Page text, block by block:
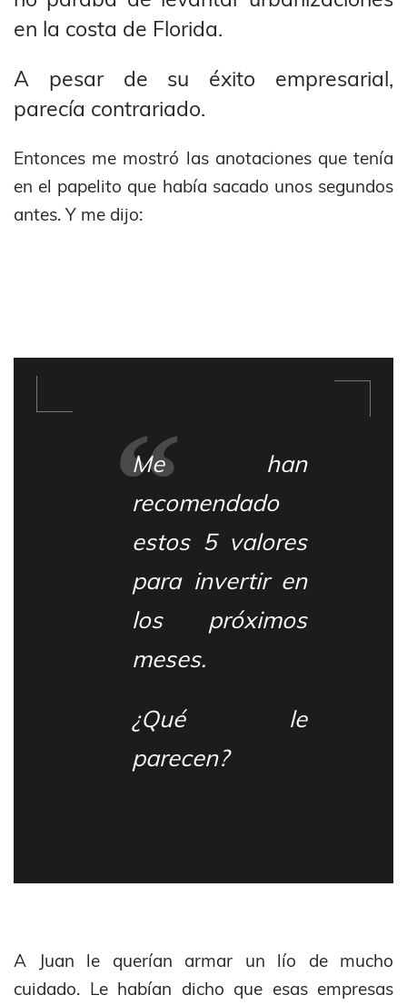
en la costa de Florida.
A pesar de su éxito empresarial,
parecía contrariado.
Entonces me mostró las anotaciones que tenía
en el papelito que había sacado unos segundos
antes. Y me dijo:
“
Me han
recomendado
estos 5 valores
para invertir en
los próximos
meses.
¿Qué le
parecen?
A Juan le querían armar un lío de mucho
cuidado. Le habían dicho que esas empresas